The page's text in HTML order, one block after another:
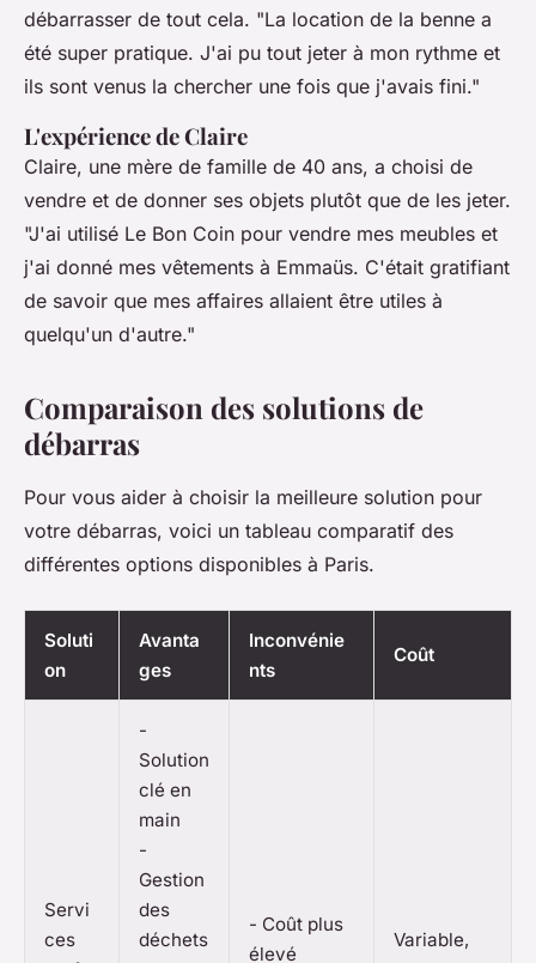
débarrasser de tout cela. "La location de la benne a
été super pratique. J'ai pu tout jeter à mon rythme et
ils sont venus la chercher une fois que j'avais fini."
L'expérience de Claire
Claire, une mère de famille de 40 ans, a choisi de
vendre et de donner ses objets plutôt que de les jeter.
"J'ai utilisé Le Bon Coin pour vendre mes meubles et
j'ai donné mes vêtements à Emmaüs. C'était gratifiant
de savoir que mes affaires allaient être utiles à
quelqu'un d'autre."
Comparaison des solutions de
débarras
Pour vous aider à choisir la meilleure solution pour
votre débarras, voici un tableau comparatif des
différentes options disponibles à Paris.
Soluti
on
Avanta
ges
Inconvénie
nts
Coût
Servi
ces
-
Solution
clé en
main
-
Gestion
des
déchets
- Coût plus
élevé
Variable,